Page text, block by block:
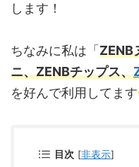
します！
ちなみに私は「 ZENB
ニ、ZENBチップス、
を好んで利用してます
目次 [非表示]